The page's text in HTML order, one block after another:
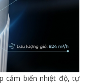
cảm biến nhiệt độ, tự